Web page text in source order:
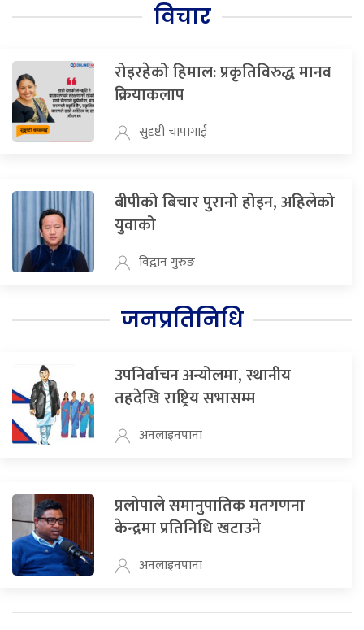
विचार
रोइरहेको हिमाल: प्रकृतिविरुद्ध मानव
क्रियाकलाप
सुदृष्टी चापागाई
बीपीको बिचार पुरानो होइन, अहिलेको
युवाको
विद्वान गुरुङ
जनप्रतिनिधि
उपनिर्वाचन अन्योलमा, स्थानीय
तहदेखि राष्ट्रिय सभासम्म
अनलाइनपाना
प्रलोपाले समानुपातिक मतगणना
केन्द्रमा प्रतिनिधि खटाउने
अनलाइनपाना